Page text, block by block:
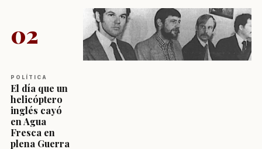
02
POLÍTICA
El día que un
helicóptero
inglés cayó
en Agua
Fresca en
plena Guerra